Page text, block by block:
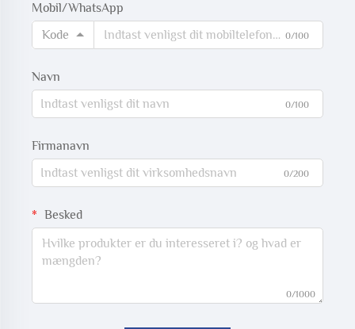
Mobil/WhatsApp
Kode
0/100
Navn
0/100
Firmanavn
0/200
Besked
0/1000